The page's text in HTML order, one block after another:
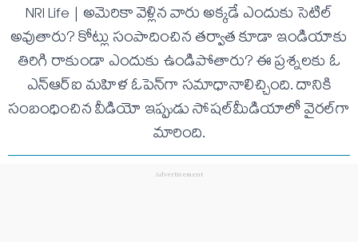
NRI Life | అమెరికా వెళ్లిన వారు అక్కడే ఎందుకు సెటిల్
అవుతారు? కోట్లు సంపాదించిన తర్వాత కూడా ఇండియాకు
తిరిగి రాకుండా ఎందుకు ఉండిపోతారు? ఈ ప్రశ్నలకు ఓ
ఎన్‌ఆర్‌ఐ మహిళ ఓపెన్‌గా సమాధానాలిచ్చింది. దానికి
సంబంధించిన వీడియో ఇప్పుడు సోషల్‌మీడియాలో వైరల్‌గా
మారింది.